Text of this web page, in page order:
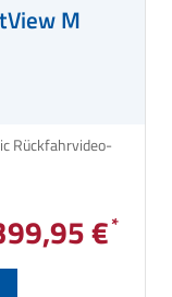
M
Rückfahrvideo-
€